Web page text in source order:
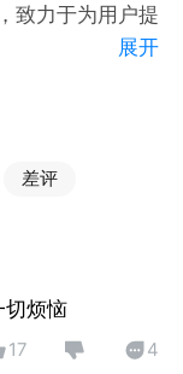
致力于为用户提
捷
额度
为准
个人能力合理贷
展开
差评
切烦恼
17 4